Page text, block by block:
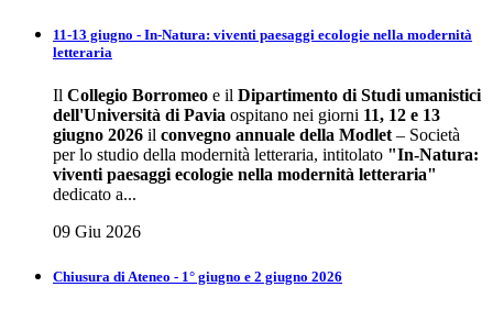
11-13 giugno - In-Natura: viventi paesaggi ecologie nella modernità
letteraria
Il Collegio Borromeo e il Dipartimento di Studi umanistici
dell'Università di Pavia ospitano nei giorni 11, 12 e 13
giugno 2026 il convegno annuale della Modlet – Società
per lo studio della modernità letteraria, intitolato "In-Natura:
viventi paesaggi ecologie nella modernità letteraria"
dedicato a...
09 Giu 2026
Chiusura di Ateneo - 1° giugno e 2 giugno 2026